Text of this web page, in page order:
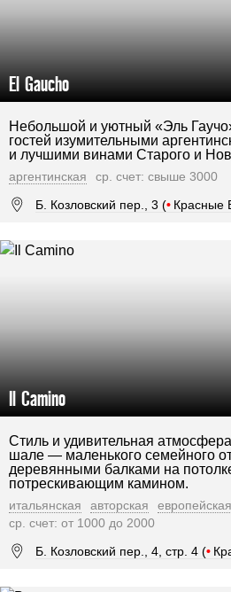
El Gaucho
Небольшой и уютный «Эль
гостей изумительными
и лучшими винами Старого и
аргентинская
ср. счет: свыше 3000
Б. Козловский пер., 3 (• Красные
Il Camino
Стиль и удивительная
шале — маленького семейного
деревянными балками на
потрескивающим камином.
итальянская авторская
европейская
ср. счет: от 1000 до 2000
Б. Козловский пер., 4, стр. 4 (•